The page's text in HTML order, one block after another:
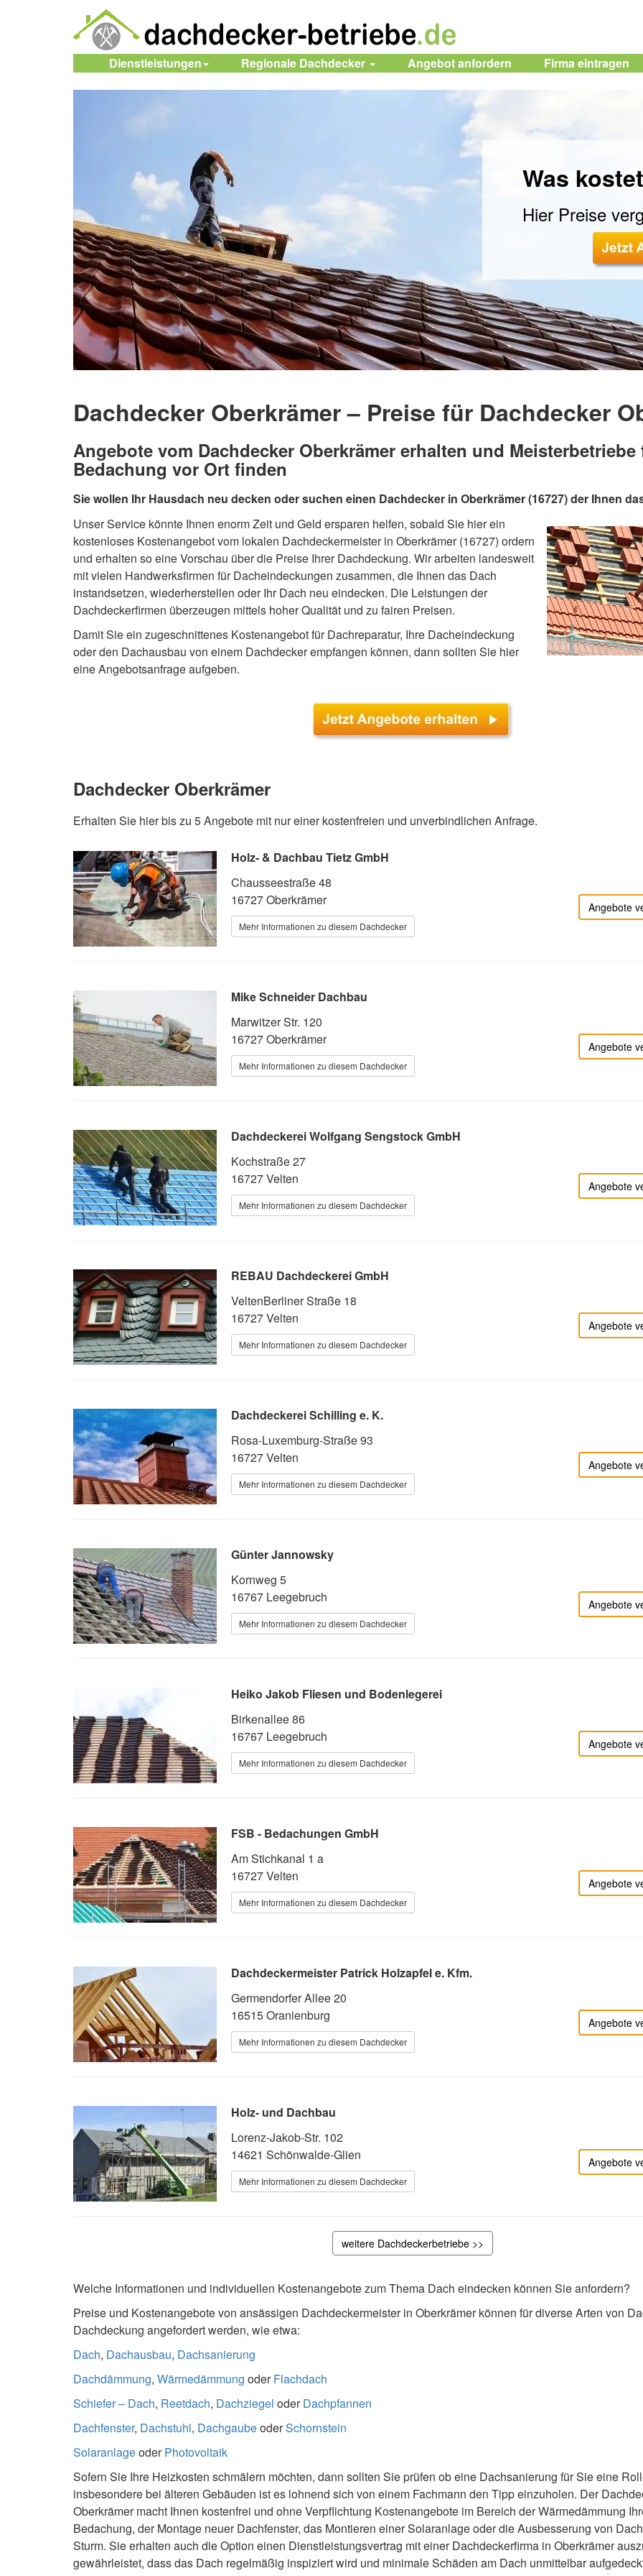
Dienstleistungen Regionale Dachdecker Angebot anfordern Firmaeintragen
Was
Hier Preise
Dachdecker Oberkrämer – Preise für Dachdecker
Angebote vom Dachdecker Oberkrämer erhalten und Meisterbetriebe
Bedachung vor Ort finden
Sie wollen Ihr Hausdach neu decken oder suchen einen Dachdecker in Oberkrämer (16727) der Ihnen
Unser Service könnte Ihnen enorm Zeit und Geld ersparen helfen, sobald Sie hier ein
kostenloses Kostenangebot vom lokalen Dachdeckermeister in Oberkrämer (16727) ordern
und erhalten so eine Vorschau über die Preise Ihrer Dachdeckung. Wir arbeiten landesweit
mit vielen Handwerksfirmen für Dacheindeckungen zusammen, die Ihnen das Dach
instandsetzen, wiederherstellen oder Ihr Dach neu eindecken. Die Leistungen der
Dachdeckerfirmen überzeugen mittels hoher Qualität und zu fairen Preisen.
Damit Sie ein zugeschnittenes Kostenangebot für Dachreparatur, Ihre Dacheindeckung
oder den Dachausbau von einem Dachdecker empfangen können, dann sollten Sie hier
eine Angebotsanfrage aufgeben.
Dachdecker Oberkrämer
Erhalten Sie hier bis zu 5 Angebote mit nur einer kostenfreien und unverbindlichen Anfrage.
Holz- & Dachbau Tietz GmbH
Chausseestraße 48
16727 Oberkrämer
Mehr Informationen zu diesem Dachdecker
Angebote
Mike Schneider Dachbau
Marwitzer Str. 120
16727 Oberkrämer
Mehr Informationen zu diesem Dachdecker
Angebote
Dachdeckerei Wolfgang Sengstock GmbH
Kochstraße 27
16727 Velten
Mehr Informationen zu diesem Dachdecker
Angebote
REBAU Dachdeckerei GmbH
VeltenBerliner Straße 18
16727 Velten
Mehr Informationen zu diesem Dachdecker
Angebote
Dachdeckerei Schilling e. K.
Rosa-Luxemburg-Straße 93
16727 Velten
Mehr Informationen zu diesem Dachdecker
Angebote
Günter Jannowsky
Kornweg 5
16767 Leegebruch
Mehr Informationen zu diesem Dachdecker
Angebote
Heiko Jakob Fliesen und Bodenlegerei
Birkenallee 86
16767 Leegebruch
Mehr Informationen zu diesem Dachdecker
Angebote
FSB - Bedachungen GmbH
Am Stichkanal 1 a
16727 Velten
Mehr Informationen zu diesem Dachdecker
Angebote
Dachdeckermeister Patrick Holzapfel e. Kfm.
Germendorfer Allee 20
16515 Oranienburg
Mehr Informationen zu diesem Dachdecker
Angebote
Holz- und Dachbau
Lorenz-Jakob-Str. 102
14621 Schönwalde-Glien
Mehr Informationen zu diesem Dachdecker
Angebote
weitere Dachdeckerbetriebe >>
Welche Informationen und individuellen Kostenangebote zum Thema Dach eindecken können Sie anfordern?
Preise und Kostenangebote von ansässigen Dachdeckermeister in Oberkrämer können für diverse Arten von
Dachdeckung angefordert werden, wie etwa:
Dach, Dachausbau, Dachsanierung
Dachdämmung, Wärmedämmung oderFlachdach
Schiefer – Dach, Reetdach, Dachziegel oderDachpfannen
Dachfenster, Dachstuhl, DachgaubeoderSchornstein
SolaranlageoderPhotovoltaik
Sofern Sie Ihre Heizkosten schmälern möchten, dann sollten Sie prüfen ob eine Dachsanierung für Sie eine
insbesondere bei älteren Gebäuden ist es lohnend sich von einem Fachmann den Tipp einzuholen. Der
Oberkrämer macht Ihnen kostenfrei und ohne Verpflichtung Kostenangebote im Bereich der Wärmedämmung
Bedachung, der Montage neuer Dachfenster, das Montieren einer Solaranlage oder die Ausbesserung von
Sturm. Sie erhalten auch die Option einen Dienstleistungsvertrag mit einer Dachdeckerfirma in Oberkrämer
gewährleistet, dass das Dach regelmäßig inspiziert wird und minimale Schäden am Dach unmittelbar